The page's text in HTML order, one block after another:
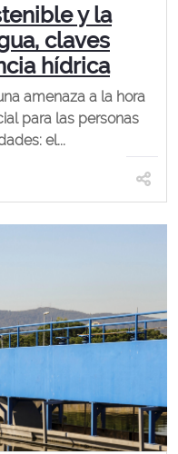
y la
claves
hídrica
amenaza a la hora
para las personas
el...